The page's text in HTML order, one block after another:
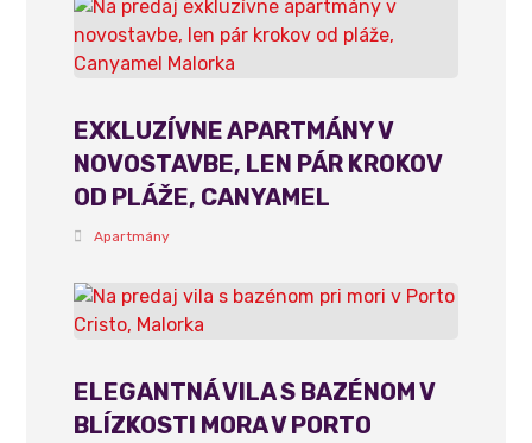
EXKLUZÍVNE APARTMÁNY V
NOVOSTAVBE, LEN PÁR KROKOV
OD PLÁŽE, CANYAMEL
Apartmány
ELEGANTNÁ VILA S BAZÉNOM V
BLÍZKOSTI MORA V PORTO